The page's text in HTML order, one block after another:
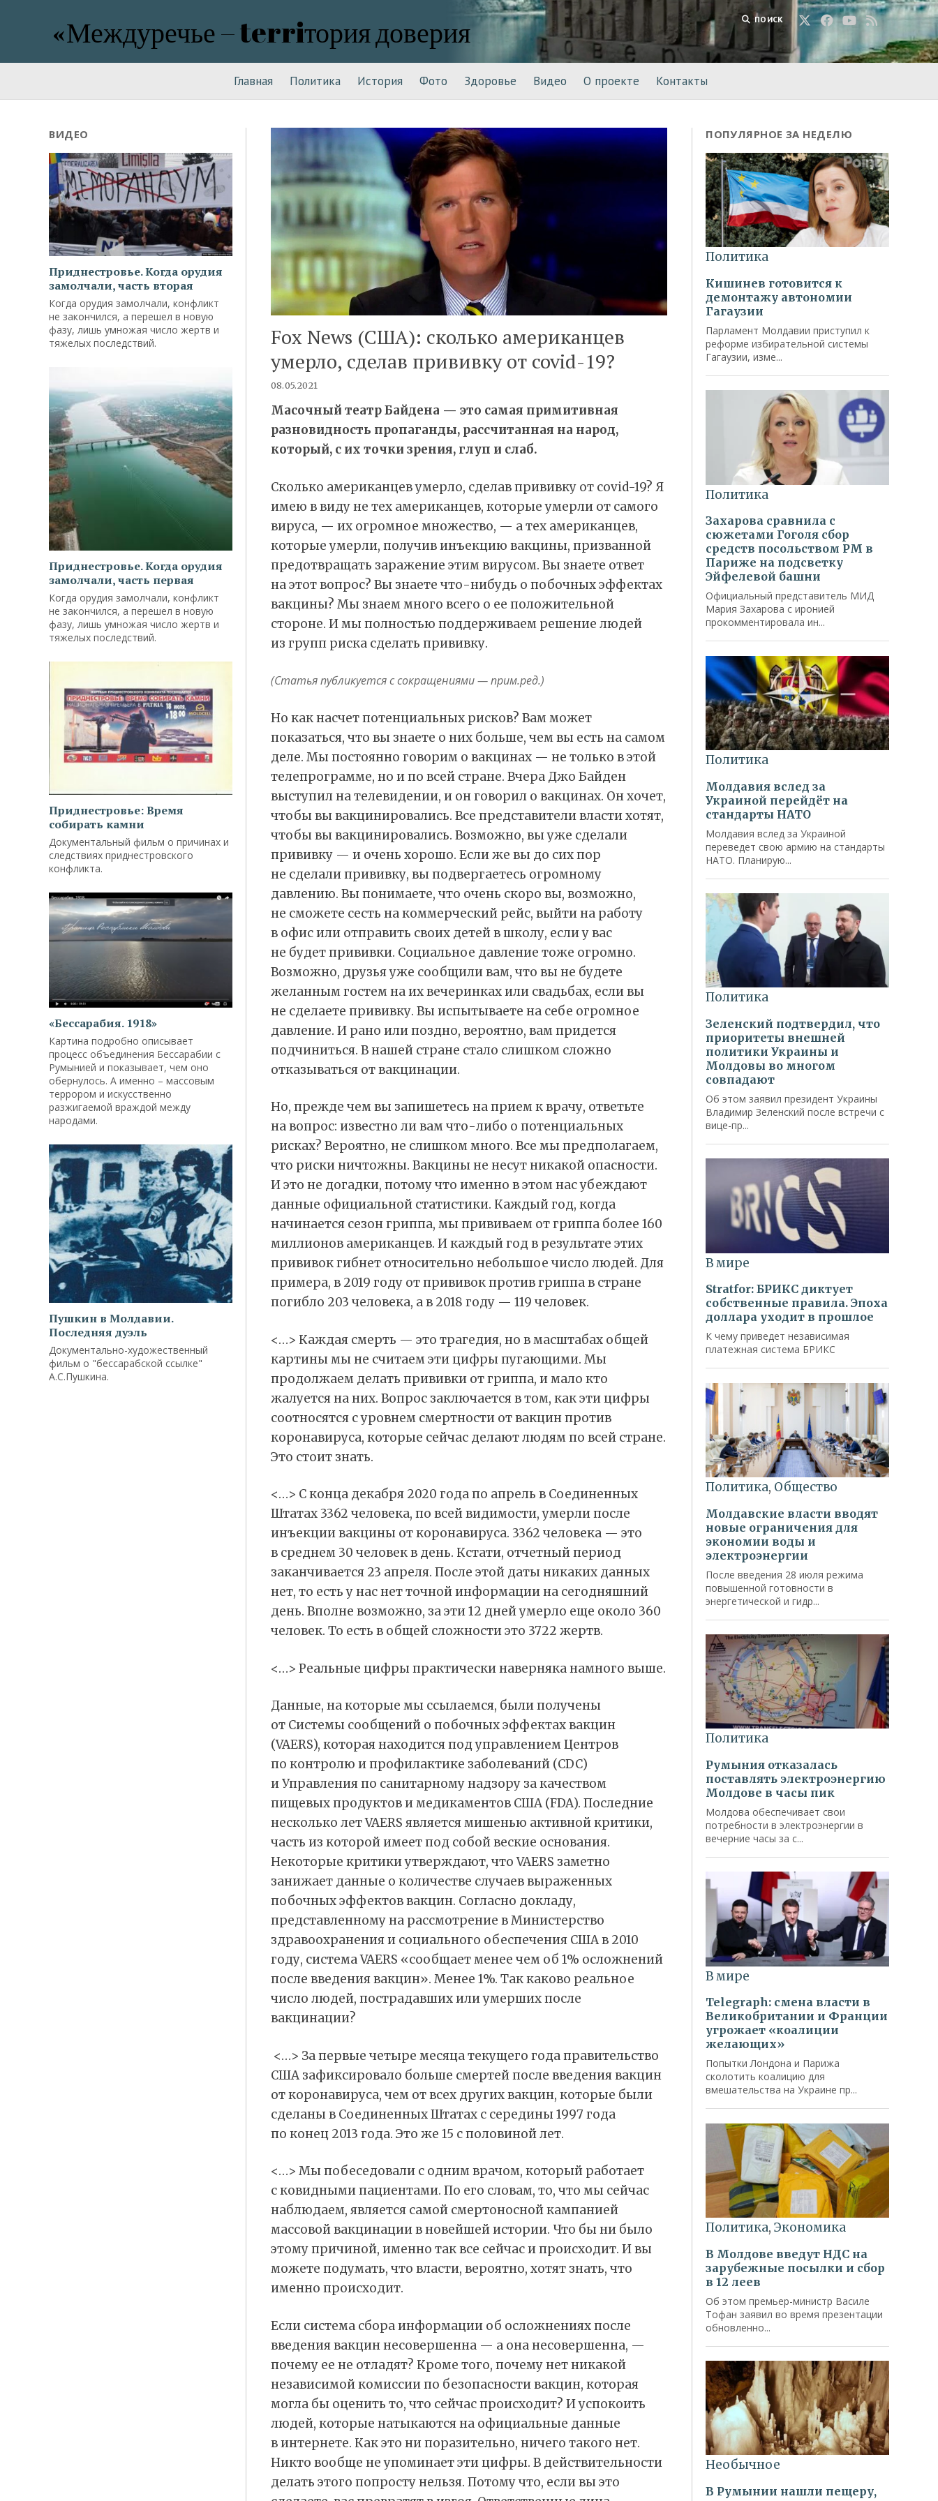
«Междуречье – terriтория доверия ПОИСК
Главная Политика История Фото Здоровье Видео О проекте Контакты
ВИДЕО
Приднестровье. Когда орудия
замолчали, часть вторая
Когда орудия замолчали, конфликт
не закончился, а перешел в новую
фазу, лишь умножая число жертв и
тяжелых последствий.
Приднестровье. Когда орудия
замолчали, часть первая
Когда орудия замолчали, конфликт
не закончился, а перешел в новую
фазу, лишь умножая число жертв и
тяжелых последствий.
Приднестровье: Время
собирать камни
Документальный фильм о причинах и
следствиях приднестровского
конфликта.
«Бессарабия. 1918»
Картина подробно описывает
процесс объединения Бессарабии с
Румынией и показывает, чем оно
обернулось. А именно – массовым
террором и искусственно
разжигаемой враждой между
народами.
Пушкин в Молдавии.
Последняя дуэль
Документально-художественный
фильм о "бессарабской ссылке"
А.С.Пушкина.
Fox News (США): cколько американцев
умерло, сделав прививку от covid-19?
08.05.2021
Масочный театр Байдена — это самая примитивная
разновидность пропаганды, рассчитанная на народ,
который, с их точки зрения, глуп и слаб.
Сколько американцев умерло, сделав прививку от covid-19? Я
имею в виду не тех американцев, которые умерли от самого
вируса, — их огромное множество, — а тех американцев,
которые умерли, получив инъекцию вакцины, призванной
предотвращать заражение этим вирусом. Вы знаете ответ
на этот вопрос? Вы знаете что-нибудь о побочных эффектах
вакцины? Мы знаем много всего о ее положительной
стороне. И мы полностью поддерживаем решение людей
из групп риска сделать прививку.
(Статья публикуется с сокращениями — прим.ред.)
Но как насчет потенциальных рисков? Вам может
показаться, что вы знаете о них больше, чем вы есть на самом
деле. Мы постоянно говорим о вакцинах — не только в этой
телепрограмме, но и по всей стране. Вчера Джо Байден
выступил на телевидении, и он говорил о вакцинах. Он хочет,
чтобы вы вакцинировались. Все представители власти хотят,
чтобы вы вакцинировались. Возможно, вы уже сделали
прививку — и очень хорошо. Если же вы до сих пор
не сделали прививку, вы подвергаетесь огромному
давлению. Вы понимаете, что очень скоро вы, возможно,
не сможете сесть на коммерческий рейс, выйти на работу
в офис или отправить своих детей в школу, если у вас
не будет прививки. Социальное давление тоже огромно.
Возможно, друзья уже сообщили вам, что вы не будете
желанным гостем на их вечеринках или свадьбах, если вы
не сделаете прививку. Вы испытываете на себе огромное
давление. И рано или поздно, вероятно, вам придется
подчиниться. В нашей стране стало слишком сложно
отказываться от вакцинации.
Но, прежде чем вы запишетесь на прием к врачу, ответьте
на вопрос: известно ли вам что-либо о потенциальных
рисках? Вероятно, не слишком много. Все мы предполагаем,
что риски ничтожны. Вакцины не несут никакой опасности.
И это не догадки, потому что именно в этом нас убеждают
данные официальной статистики. Каждый год, когда
начинается сезон гриппа, мы прививаем от гриппа более 160
миллионов американцев. И каждый год в результате этих
прививок гибнет относительно небольшое число людей. Для
примера, в 2019 году от прививок против гриппа в стране
погибло 203 человека, а в 2018 году — 119 человек.
<…> Каждая смерть — это трагедия, но в масштабах общей
картины мы не считаем эти цифры пугающими. Мы
продолжаем делать прививки от гриппа, и мало кто
жалуется на них. Вопрос заключается в том, как эти цифры
соотносятся с уровнем смертности от вакцин против
коронавируса, которые сейчас делают людям по всей стране.
Это стоит знать.
<…> С конца декабря 2020 года по апрель в Соединенных
Штатах 3362 человека, по всей видимости, умерли после
инъекции вакцины от коронавируса. 3362 человека — это
в среднем 30 человек в день. Кстати, отчетный период
заканчивается 23 апреля. После этой даты никаких данных
нет, то есть у нас нет точной информации на сегодняшний
день. Вполне возможно, за эти 12 дней умерло еще около 360
человек. То есть в общей сложности это 3722 жертв.
<…> Реальные цифры практически наверняка намного выше.
Данные, на которые мы ссылаемся, были получены
от Системы сообщений о побочных эффектах вакцин
(VAERS), которая находится под управлением Центров
по контролю и профилактике заболеваний (CDC)
и Управления по санитарному надзору за качеством
пищевых продуктов и медикаментов США (FDA). Последние
несколько лет VAERS является мишенью активной критики,
часть из которой имеет под собой веские основания.
Некоторые критики утверждают, что VAERS заметно
занижает данные о количестве случаев выраженных
побочных эффектов вакцин. Согласно докладу,
представленному на рассмотрение в Министерство
здравоохранения и социального обеспечения США в 2010
году, система VAERS «сообщает менее чем об 1% осложнений
после введения вакцин». Менее 1%. Так каково реальное
число людей, пострадавших или умерших после
вакцинации?
<…> За первые четыре месяца текущего года правительство
США зафиксировало больше смертей после введения вакцин
от коронавируса, чем от всех других вакцин, которые были
сделаны в Соединенных Штатах с середины 1997 года
по конец 2013 года. Это же 15 с половиной лет.
<…> Мы побеседовали с одним врачом, который работает
с ковидными пациентами. По его словам, то, что мы сейчас
наблюдаем, является самой смертоносной кампанией
массовой вакцинации в новейшей истории. Что бы ни было
этому причиной, именно так все сейчас и происходит. И вы
можете подумать, что власти, вероятно, хотят знать, что
именно происходит.
Если система сбора информации об осложнениях после
введения вакцин несовершенна — а она несовершенна, —
почему ее не отладят? Кроме того, почему нет никакой
независимой комиссии по безопасности вакцин, которая
могла бы оценить то, что сейчас происходит? И успокоить
людей, которые натыкаются на официальные данные
в интернете. Как это ни поразительно, ничего такого нет.
Никто вообще не упоминает эти цифры. В действительности
делать этого попросту нельзя. Потому что, если вы это
ПОПУЛЯРНОЕ ЗА НЕДЕЛЮ